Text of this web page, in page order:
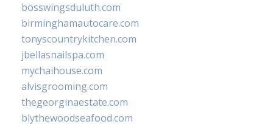
bosswingsduluth.com
birminghamautocare.com
tonyscountrykitchen.com
jbellasnailspa.com
mychaihouse.com
alvisgrooming.com
thegeorginaestate.com
blythewoodseafood.com